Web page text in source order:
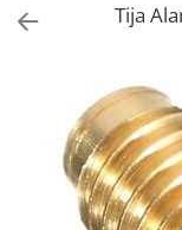
ASA
PMMA
MULTIMATERIAL
Tija